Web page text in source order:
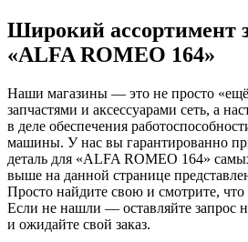
Широкий ассортимент
«ALFA ROMEO 164»
Наши магазины — это не просто
запчастями и аксессуарами сеть, а
в деле обеспечения
машины. У нас вы гарантированно
деталь для «ALFA ROMEO 164»
выше на данной странице
Просто найдите свою и смотрите, что
Если не нашли — оставляйте запрос
и ожидайте свой заказ.